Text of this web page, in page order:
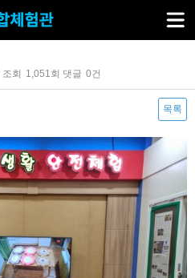
조회 1,051회 댓글 0건
목록